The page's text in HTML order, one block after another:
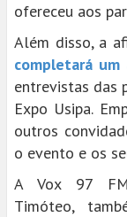
ofereceu aos
Além disso, a
completará um
entrevistas das
Expo Usipa.
outros
o evento e os
A Vox 97 FM
Timóteo,